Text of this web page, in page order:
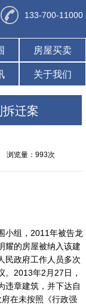
133-700-11000
房屋买卖
关于我们
迁案
浏览量：993次
小组，2011年被告龙
耀的房屋被纳入该建
民政府工作人员多次
。2013年2月27日，
违章建筑，并下达自
在未按照《行政强